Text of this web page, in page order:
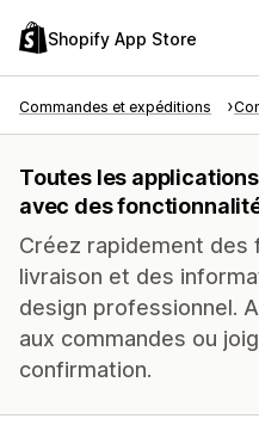
Shopify App Store
Commandes et expéditions
Toutes les
avec des
Créez rapidement des
livraison et des
design professionnel.
aux commandes ou
confirmation.